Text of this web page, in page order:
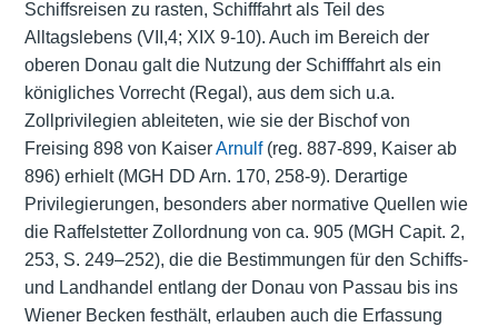
Schiffsreisen zu rasten, Schifffahrt als Teil des
Alltagslebens (VII,4; XIX 9-10). Auch im Bereich der
oberen Donau galt die Nutzung der Schifffahrt als ein
königliches Vorrecht (Regal), aus dem sich u.a.
Zollprivilegien ableiteten, wie sie der Bischof von
Freising 898 von KaiserArnulf(reg. 887-899, Kaiser ab
896) erhielt (MGH DD Arn. 170, 258-9). Derartige
Privilegierungen, besonders aber normative Quellen wie
die Raffelstetter Zollordnung von ca. 905 (MGH Capit. 2,
253, S. 249–252), die die Bestimmungen für den Schiffs-
und Landhandel entlang der Donau von Passau bis ins
WienerBecken festhält, erlauben auch die Erfassung